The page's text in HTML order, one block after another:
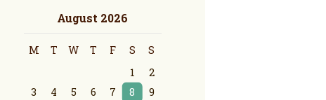
August 2026
M T W T F S
S
1
2
3
4 5 6 7 8
9